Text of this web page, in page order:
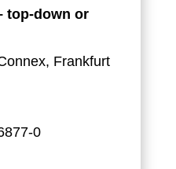
top-down or
Frankfurt
0